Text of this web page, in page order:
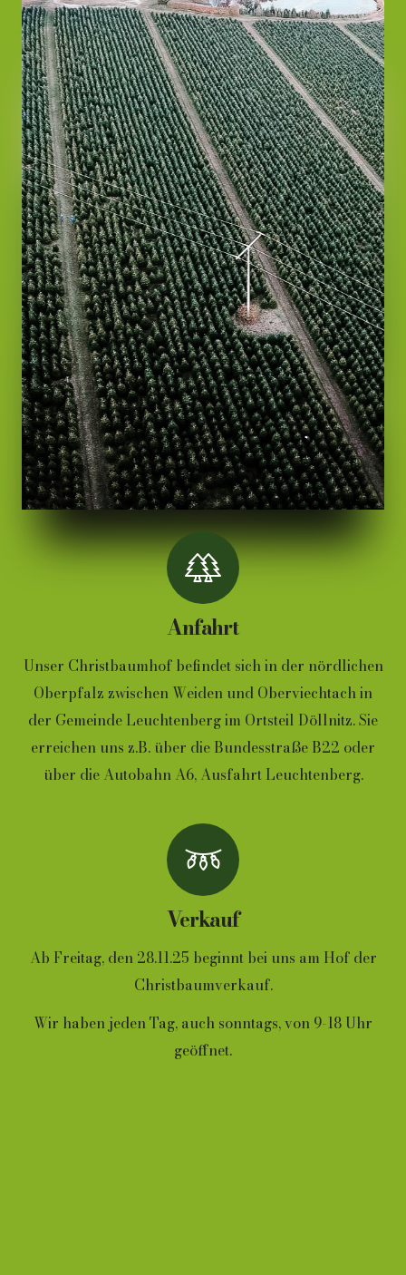
Anfahrt
Unser Christbaumhof befindet sich in der nördlichen
Oberpfalz zwischen Weiden und Oberviechtach in
der Gemeinde Leuchtenberg im Ortsteil Döllnitz. Sie
erreichen uns z.B. über die Bundesstraße B22 oder
über die Autobahn A6, Ausfahrt Leuchtenberg.
Verkauf
Ab Freitag, den 28.11.25 beginnt bei uns am Hof der
Christbaumverkauf.
Wir haben jeden Tag, auch sonntags, von 9-18 Uhr
geöffnet.